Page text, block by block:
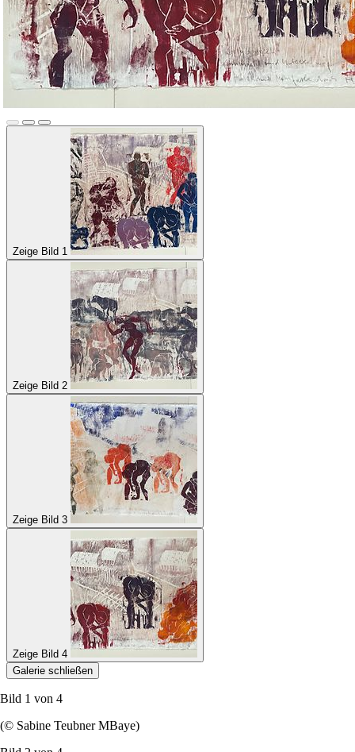
Zeige Bild 1
Zeige Bild 2
Zeige Bild 3
Zeige Bild 4
Galerie schließen
Bild 1 von 4
(© Sabine Teubner MBaye)